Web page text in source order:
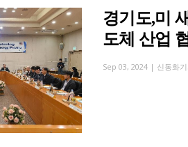
경기도,미
도체 산업
Sep 03, 2024 | 신동화